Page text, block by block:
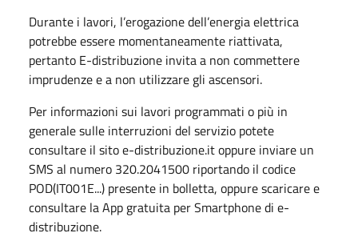
Durante i lavori, l’erogazione dell’energia elettrica
potrebbe essere momentaneamente riattivata,
pertanto E-distribuzione invita a non commettere
imprudenze e a non utilizzare gli ascensori.
Per informazioni sui lavori programmati o più in
generale sulle interruzioni del servizio potete
consultare il sito e-distribuzione.it oppure inviare un
SMS al numero 320.2041500 riportando il codice
POD(IT001E...) presente in bolletta, oppure scaricare e
consultare la App gratuita per Smartphone di e-
distribuzione.